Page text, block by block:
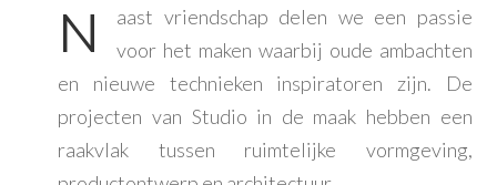
N
aast vriendschap delen we een passie
voor het maken waarbij oude ambachten
en nieuwe technieken inspiratoren zijn. De
projecten van Studio in de maak hebben een
raakvlak tussen ruimtelijke vormgeving,